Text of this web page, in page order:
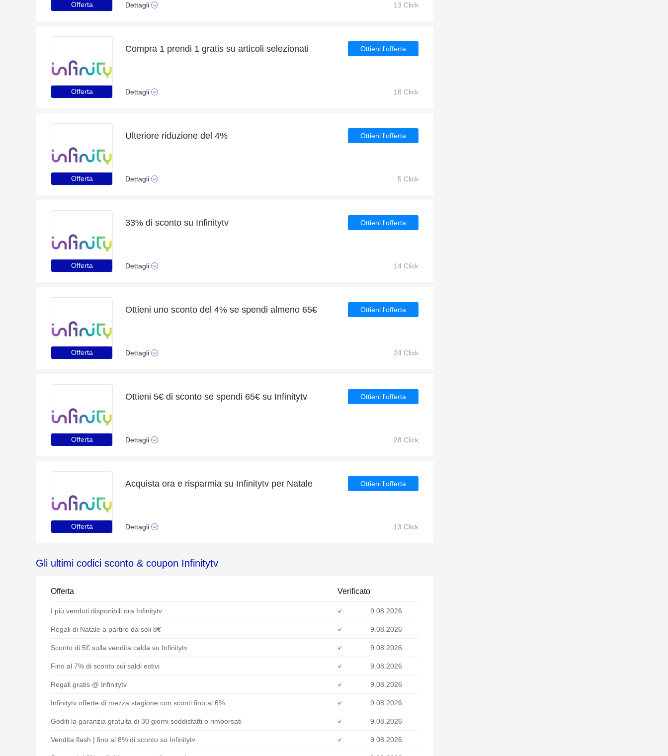
Offerta Dettagli 13 Click
Offerta
Compra 1 prendi 1 gratis su articoli selezionati
Dettagli
Ottieni l'offerta
18 Click
Offerta
Ulteriore riduzione del 4%
Dettagli
Ottieni l'offerta
5 Click
Offerta
33% di sconto su Infinitytv
Dettagli
Ottieni l'offerta
14 Click
Offerta
Ottieni uno sconto del 4% se spendi almeno 65€
Dettagli
Ottieni l'offerta
24 Click
Offerta
Ottieni 5€ di sconto se spendi 65€ su Infinitytv
Dettagli
Ottieni l'offerta
28 Click
Offerta
Acquista ora e risparmia su Infinitytv per Natale
Dettagli
Ottieni l'offerta
13 Click
Gli ultimi codici sconto & coupon Infinitytv
Offerta Verificato
I più venduti disponibili ora Infinitytv 9.08.2026
Regali di Natale a partire da soli 8€ 9.08.2026
Sconto di 5€ sulla vendita calda su Infinitytv 9.08.2026
Fino al 7% di sconto sui saldi estivi 9.08.2026
Regali gratis @ Infinitytv 9.08.2026
Infinitytv offerte di mezza stagione con sconti fino al 6% 9.08.2026
Goditi la garanzia gratuita di 30 giorni soddisfatti o rimborsati 9.08.2026
Vendita flash | fino al 8% di sconto su Infinitytv 9.08.2026